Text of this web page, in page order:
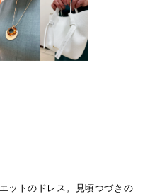
ットのドレス。見頃つづきの